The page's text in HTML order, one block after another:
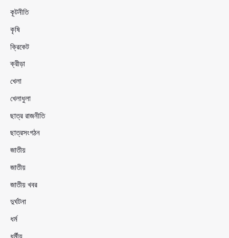
কূটনীতি
কৃষি
ক্রিকেট
ক্রীড়া
খেলা
খেলাধুলা
ছাত্র রাজনীতি
ছাত্রসংগঠন
জাতীয়
জাতীয়
জাতীয় খবর
দুর্ঘটনা
ধর্ম
ধর্মীয়